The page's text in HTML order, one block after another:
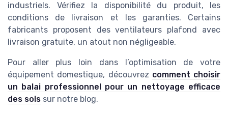
industriels. Vérifiez la disponibilité du produit, les
conditions de livraison et les garanties. Certains
fabricants proposent des ventilateurs plafond avec
livraison gratuite, un atout non négligeable.
Pour aller plus loin dans l’optimisation de votre
équipement domestique, découvrez comment choisir
un balai professionnel pour un nettoyage efficace
des sols sur notre blog.